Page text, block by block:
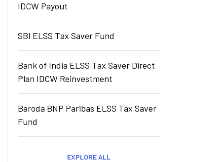
IDCW Payout
SBI ELSS Tax Saver Fund
Bank of India ELSS Tax Saver Direct
Plan IDCW Reinvestment
Baroda BNP Paribas ELSS Tax Saver
Fund
EXPLORE ALL